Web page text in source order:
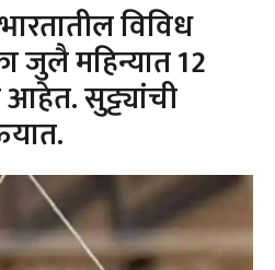
विविध
जुलै महिन्यात 12
सुट्ट्यांची